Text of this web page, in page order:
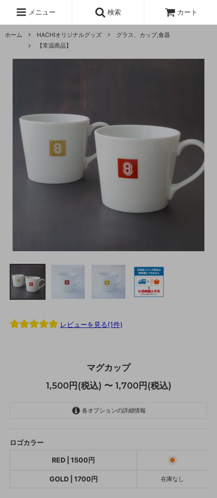
メニュー 検索 カート
ホーム HACHIオリジナルグッズ
グラス、カップ,食器
【常温商品】
レビューを見る(1件)
マグカップ
1,500円(税込) 〜 1,700円(税込)
各オプションの詳細情報
GOLD | 1700円
ロゴカラー
RED | 1500円
GOLD | 1700円 在庫なし